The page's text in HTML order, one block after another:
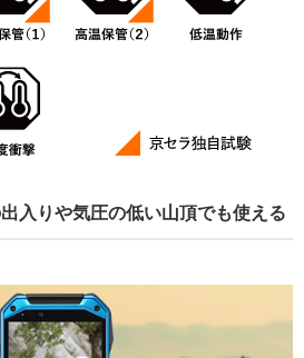
入りや気圧の低い山頂でも使える